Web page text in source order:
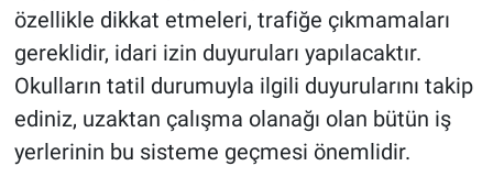
özellikle dikkat etmeleri, trafiğe çıkmamaları
gereklidir, idari izin duyuruları yapılacaktır.
Okulların tatil durumuyla ilgili duyurularını takip
ediniz, uzaktan çalışma olanağı olan bütün iş
yerlerinin bu sisteme geçmesi önemlidir.